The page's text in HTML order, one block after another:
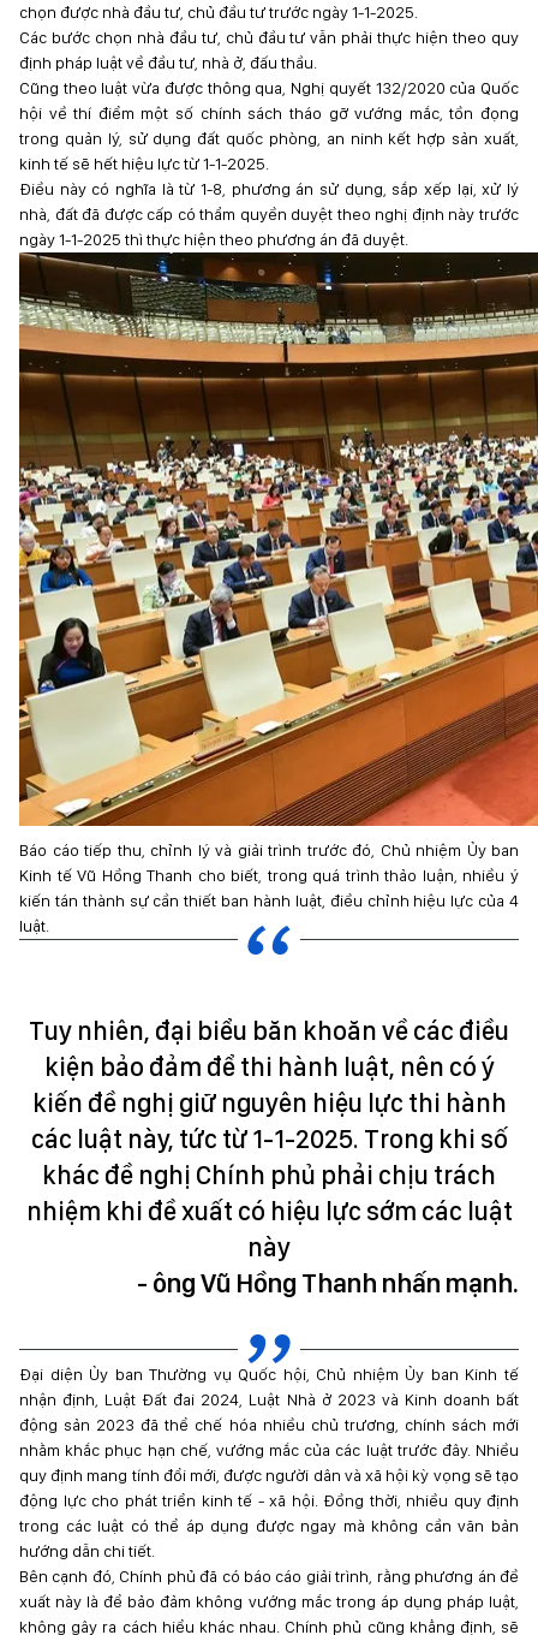
chọn được nhà đầu tư, chủ đầu tư trước ngày 1-1-2025.
Các bước chọn nhà đầu tư, chủ đầu tư vẫn phải thực hiện theo quy
định pháp luật về đầu tư, nhà ở, đấu thầu.
Cũng theo luật vừa được thông qua, Nghị quyết 132/2020 của Quốc
hội về thí điểm một số chính sách tháo gỡ vướng mắc, tồn đọng
trong quản lý, sử dụng đất quốc phòng, an ninh kết hợp sản xuất,
kinh tế sẽ hết hiệu lực từ 1-1-2025.
Điều này có nghĩa là từ 1-8, phương án sử dụng, sắp xếp lại, xử lý
nhà, đất đã được cấp có thẩm quyền duyệt theo nghị định này trước
ngày 1-1-2025 thì thực hiện theo phương án đã duyệt.
Báo cáo tiếp thu, chỉnh lý và giải trình trước đó, Chủ nhiệm Ủy ban
Kinh tế Vũ Hồng Thanh cho biết, trong quá trình thảo luận, nhiều ý
kiến tán thành sự cần thiết ban hành luật, điều chỉnh hiệu lực của 4
luật.
Tuy nhiên, đại biểu băn khoăn về các điều
kiện bảo đảm để thi hành luật, nên có ý
kiến đề nghị giữ nguyên hiệu lực thi hành
các luật này, tức từ 1-1-2025. Trong khi số
khác đề nghị Chính phủ phải chịu trách
nhiệm khi đề xuất có hiệu lực sớm các luật
này
- ông Vũ Hồng Thanh nhấn mạnh.
Đại diện Ủy ban Thường vụ Quốc hội, Chủ nhiệm Ủy ban Kinh tế
nhận định, Luật Đất đai 2024, Luật Nhà ở 2023 và Kinh doanh bất
động sản 2023 đã thể chế hóa nhiều chủ trương, chính sách mới
nhằm khắc phục hạn chế, vướng mắc của các luật trước đây. Nhiều
quy định mang tính đổi mới, được người dân và xã hội kỳ vọng sẽ tạo
động lực cho phát triển kinh tế - xã hội. Đồng thời, nhiều quy định
trong các luật có thể áp dụng được ngay mà không cần văn bản
hướng dẫn chi tiết.
Bên cạnh đó, Chính phủ đã có báo cáo giải trình, rằng phương án đề
xuất này là để bảo đảm không vướng mắc trong áp dụng pháp luật,
không gây ra cách hiểu khác nhau. Chính phủ cũng khẳng định, sẽ